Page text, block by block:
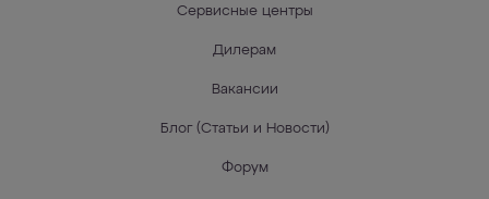
Сервисные центры
Дилерам
Вакансии
Блог (Статьи и Новости)
Форум